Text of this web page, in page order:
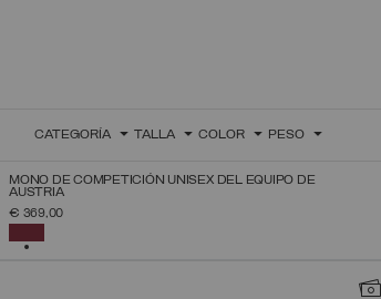
CATEGORÍA TALLA COLOR PESO
NOVEDADES
MONO DE COMPETICIÓN UNISEX DEL EQUIPO DE
AUSTRIA
€ 369,00